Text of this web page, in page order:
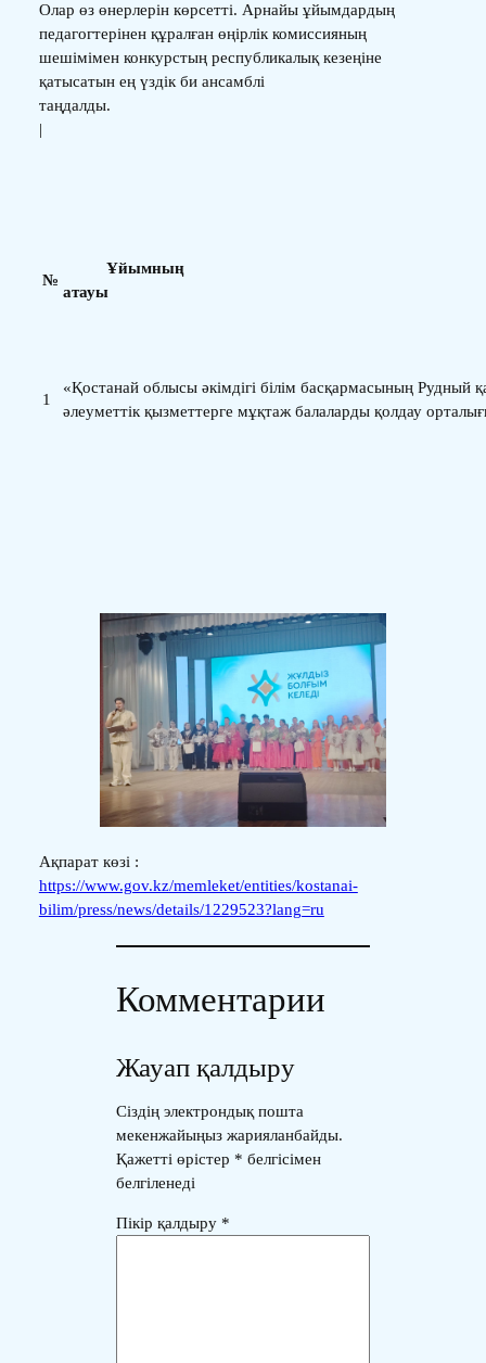
Олар өз өнерлерін көрсетті. Арнайы ұйымдардың
педагогтерінен құралған өңірлік комиссияның
шешімімен конкурстың республикалық кезеңіне
қатысатын ең үздік би ансамблі
|
№
Ұйымның
1
«Қостанай облысы әкімдігі білім басқармасының Рудный
әлеуметтік қызметтерге мұқтаж балаларды қолдау
Ақпарат көзі :
https://www.gov.kz/memleket/entities/kostanai-
bilim/press/news/details/1229523?lang=ru
Комментарии
Жауап қалдыру
Сіздің электрондық пошта
мекенжайыңыз жарияланбайды.
Қажетті өрістер * белгісімен
белгіленеді
Пікір қалдыру *